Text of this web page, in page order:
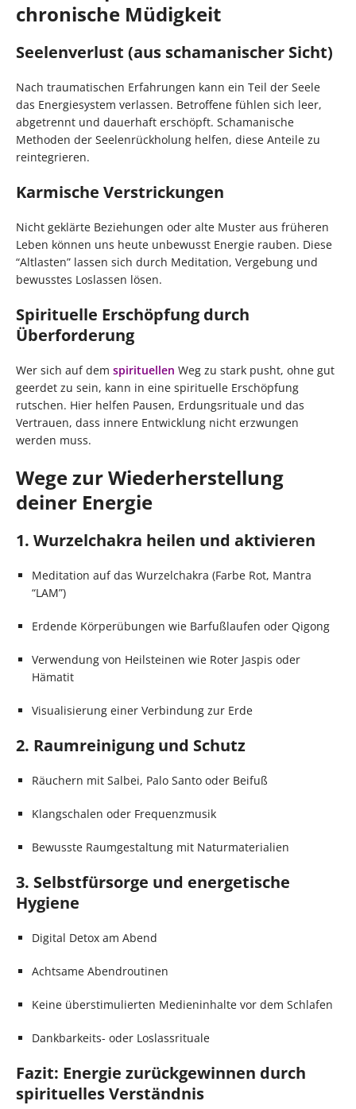
chronische Müdigkeit
Seelenverlust (aus schamanischer Sicht)
Nach traumatischen Erfahrungen kann ein Teil der Seele
das Energiesystem verlassen. Betroffene fühlen sich leer,
abgetrennt und dauerhaft erschöpft. Schamanische
Methoden der Seelenrückholung helfen, diese Anteile zu
reintegrieren.
Karmische Verstrickungen
Nicht geklärte Beziehungen oder alte Muster aus früheren
Leben können uns heute unbewusst Energie rauben. Diese
“Altlasten” lassen sich durch Meditation, Vergebung und
bewusstes Loslassen lösen.
Spirituelle Erschöpfung durch
Überforderung
Wer sich auf dem spirituellen Weg zu stark pusht, ohne gut
geerdet zu sein, kann in eine spirituelle Erschöpfung
rutschen. Hier helfen Pausen, Erdungsrituale und das
Vertrauen, dass innere Entwicklung nicht erzwungen
werden muss.
Wege zur Wiederherstellung
deiner Energie
1. Wurzelchakra heilen und aktivieren
Meditation auf das Wurzelchakra (Farbe Rot, Mantra
“LAM”)
Erdende Körperübungen wie Barfußlaufen oder Qigong
Verwendung von Heilsteinen wie Roter Jaspis oder
Hämatit
Visualisierung einer Verbindung zur Erde
2. Raumreinigung und Schutz
Räuchern mit Salbei, Palo Santo oder Beifuß
Klangschalen oder Frequenzmusik
Bewusste Raumgestaltung mit Naturmaterialien
3. Selbstfürsorge und energetische
Hygiene
Digital Detox am Abend
Achtsame Abendroutinen
Keine überstimulierten Medieninhalte vor dem Schlafen
Dankbarkeits- oder Loslassrituale
Fazit: Energie zurückgewinnen durch
spirituelles Verständnis